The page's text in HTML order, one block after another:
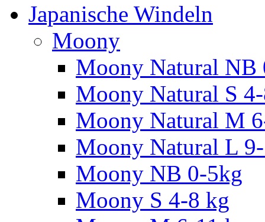
Japanische Windeln
Moony
Moony Natural NB
Moony Natural S
Moony Natural M
Moony Natural L
Moony NB 0-5kg
Moony S 4-8 kg